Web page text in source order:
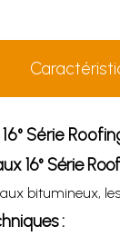
Série
16° Série
bitumineux, les
: